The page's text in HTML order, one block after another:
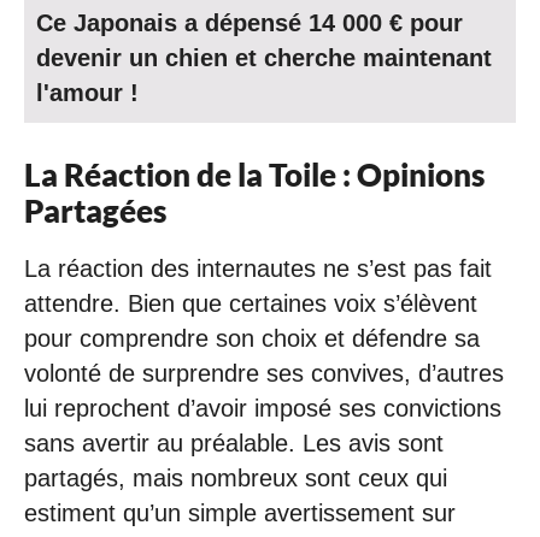
Ce Japonais a dépensé 14 000 € pour
devenir un chien et cherche maintenant
l'amour !
La Réaction de la Toile : Opinions
Partagées
La réaction des internautes ne s’est pas fait
attendre. Bien que certaines voix s’élèvent
pour comprendre son choix et défendre sa
volonté de surprendre ses convives, d’autres
lui reprochent d’avoir imposé ses convictions
sans avertir au préalable. Les avis sont
partagés, mais nombreux sont ceux qui
estiment qu’un simple avertissement sur